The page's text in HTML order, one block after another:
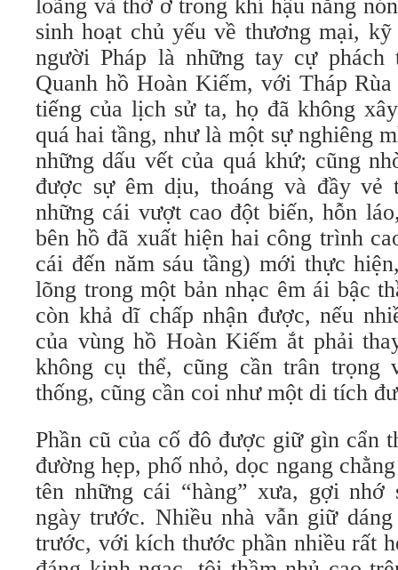
loãng và thờ ơ trong khí hậu nắng
sinh hoạt chủ yếu về thương mại, kỹ
người Pháp là những tay cự
Quanh hồ Hoàn Kiếm, với Tháp
tiếng của lịch sử ta, họ đã không
quá hai tầng, như là một sự nghiêng
những dấu vết của quá khứ; cũng
được sự êm dịu, thoáng và đầy
những cái vượt cao đột biến, hỗn
bên hồ đã xuất hiện hai công trình
cái đến năm sáu tầng) mới thực
lõng trong một bản nhạc êm ái bậc
còn khả dĩ chấp nhận được, nếu
của vùng hồ Hoàn Kiếm ắt phải
không cụ thể, cũng cần trân trọng
thống, cũng cần coi như một di tích
Phần cũ của cố đô được giữ gìn cẩn
đường hẹp, phố nhỏ, dọc ngang
tên những cái “hàng” xưa, gợi nhớ
ngày trước. Nhiều nhà vẫn giữ
trước, với kích thước phần nhiều rất